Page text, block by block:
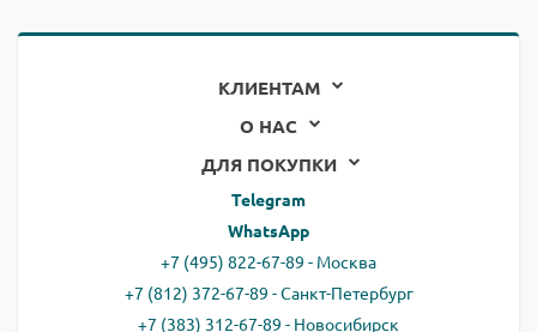
КЛИЕНТАМ
О НАС
ДЛЯ ПОКУПКИ
Telegram
WhatsApp
+7 (495) 822-67-89 - Москва
+7 (812) 372-67-89 - Санкт-Петербург
+7 (383) 312-67-89 - Новосибирск